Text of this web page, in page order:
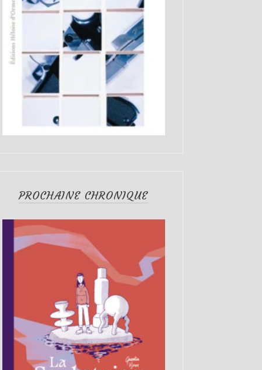
PROCHAINE CHRONIQUE